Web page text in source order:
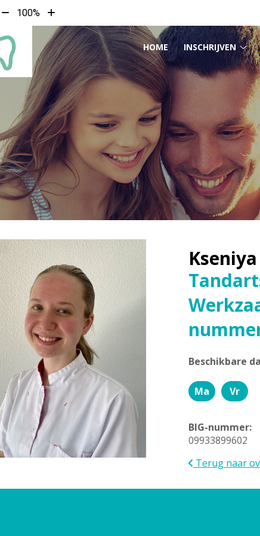
Tekst
verkleinen
met
10%
100%
Tekst
vergroten
met
10%
HOOFDMENU
HOME INSCHRIJVEN
Beschikbare
M
a
n
a
Ma
V
i
j
a
Vr
BIG-nummer:
09933899602
Terug naar